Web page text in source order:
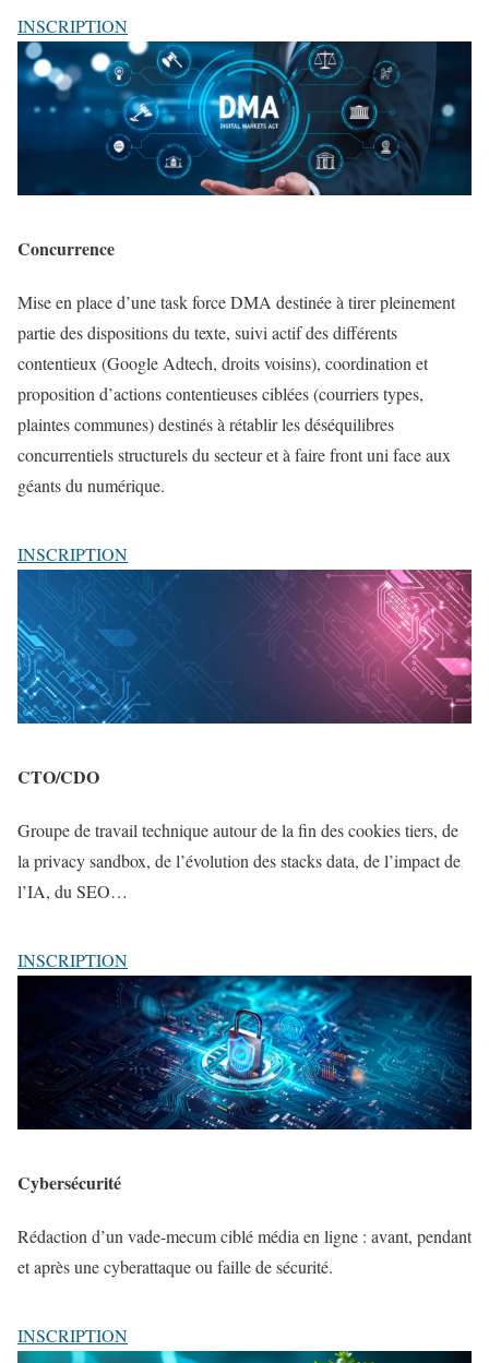
INSCRIPTION
Concurrence
Mise en place d’une task force DMA destinée à tirer pleinement
partie des dispositions du texte, suivi actif des différents
contentieux (Google Adtech, droits voisins), coordination et
proposition d’actions contentieuses ciblées (courriers types,
plaintes communes) destinés à rétablir les déséquilibres
concurrentiels structurels du secteur et à faire front uni face aux
géants du numérique.
INSCRIPTION
CTO/CDO
Groupe de travail technique autour de la fin des cookies tiers, de
la privacy sandbox, de l’évolution des stacks data, de l’impact de
l’IA, du SEO…
INSCRIPTION
Cybersécurité
Rédaction d’un vade-mecum ciblé média en ligne : avant, pendant
et après une cyberattaque ou faille de sécurité.
INSCRIPTION